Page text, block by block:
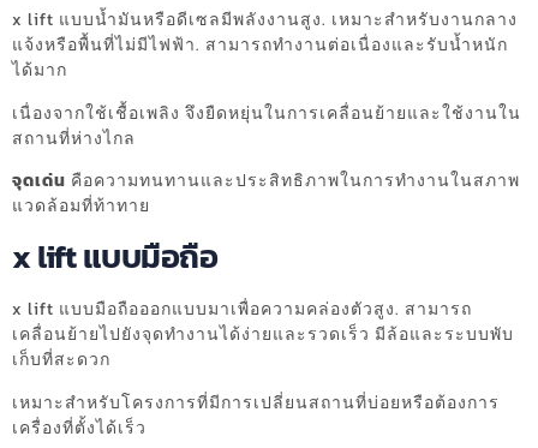
x lift แบบน้ำมันหรือดีเซลมีพลังงานสูง. เหมาะสำหรับงานกลาง
แจ้งหรือพื้นที่ไม่มีไฟฟ้า. สามารถทำงานต่อเนื่องและรับน้ำหนัก
ได้มาก
เนื่องจากใช้เชื้อเพลิง จึงยืดหยุ่นในการเคลื่อนย้ายและใช้งานใน
สถานที่ห่างไกล
จุดเด่น คือความทนทานและประสิทธิภาพในการทำงานในสภาพ
แวดล้อมที่ท้าทาย
x lift แบบมือถือ
x lift แบบมือถือออกแบบมาเพื่อความคล่องตัวสูง. สามารถ
เคลื่อนย้ายไปยังจุดทำงานได้ง่ายและรวดเร็ว มีล้อและระบบพับ
เก็บที่สะดวก
เหมาะสำหรับโครงการที่มีการเปลี่ยนสถานที่บ่อยหรือต้องการ
เครื่องที่ตั้งได้เร็ว